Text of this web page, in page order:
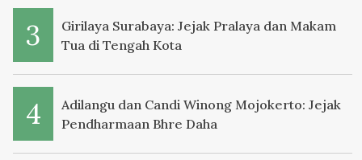
Girilaya Surabaya: Jejak Pralaya dan Makam
Tua di Tengah Kota
Adilangu dan Candi Winong Mojokerto: Jejak
Pendharmaan Bhre Daha